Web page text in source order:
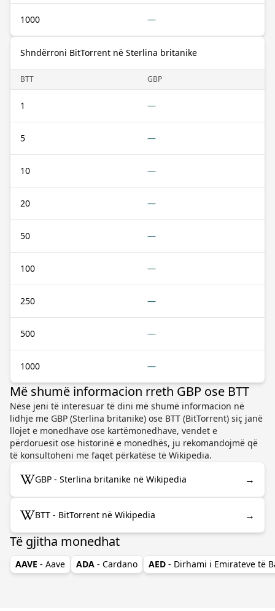
1000 —
Shndërroni BitTorrent në Sterlina britanike
BTT GBP
1 —
5 —
10 —
20 —
50 —
100 —
250 —
500 —
1000 —
Më shumë informacion rreth GBP ose BTT
Nëse jeni të interesuar të dini më shumë informacion në
lidhje me GBP (Sterlina britanike) ose BTT (BitTorrent) siç janë
llojet e monedhave ose kartëmonedhave, vendet e
përdoruesit ose historinë e monedhës, ju rekomandojmë që
të konsultoheni me faqet përkatëse të Wikipedia.
GBP - Sterlina britanike në Wikipedia →
BTT - BitTorrent në Wikipedia →
Të gjitha monedhat
AAVE - Aave ADA - Cardano AED - Dirhami i Emirateve të